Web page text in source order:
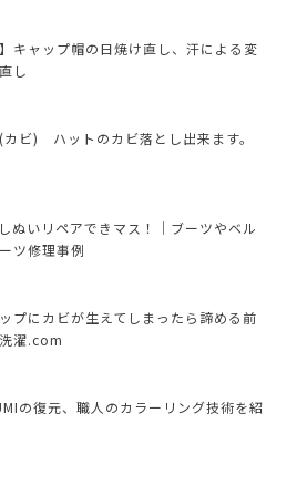
】キャップ帽の日焼け直し、汗による変
し
ビ) ハットのカビ落とし出来ます。
ぬいリペアできマス！｜ブーツやベル
ツ修理事例
プにカビが生えてしまったら諦める前
濯.com
の復元、職人のカラーリング技術を紹